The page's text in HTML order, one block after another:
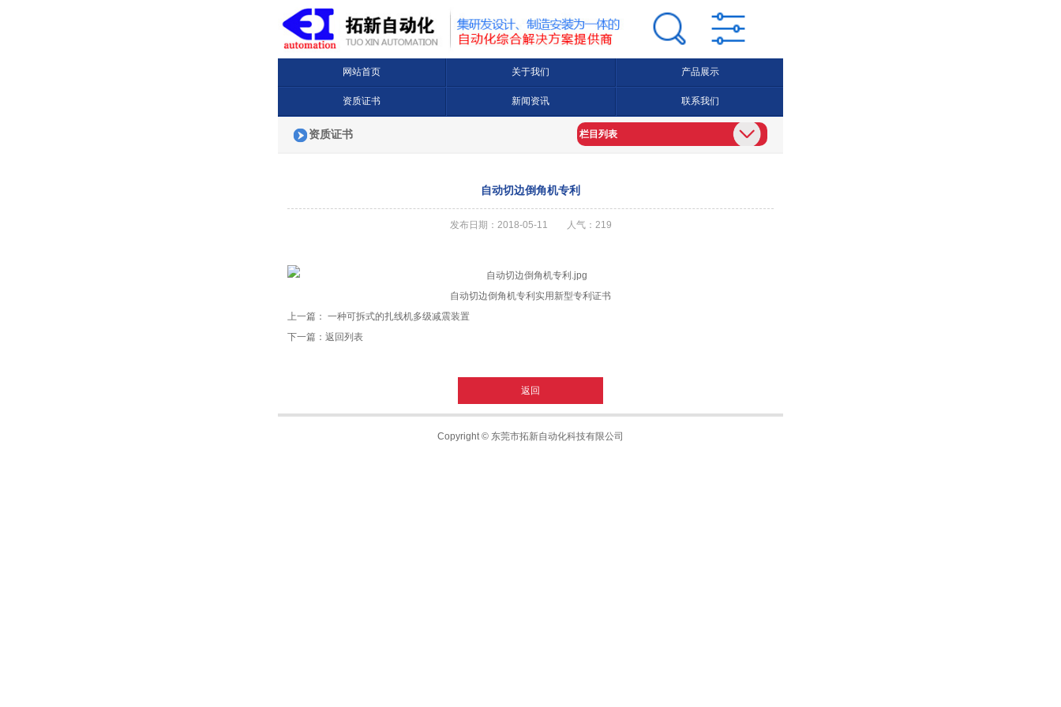
网站首页 关于我们 产品展示
资质证书 新闻资讯 联系我们
资质证书 栏目列表
自动切边倒角机专利
发布日期：2018-05-11 人气： 219
自动切边倒角机专利实用新型专利证书
上一篇： 一种可拆式的扎线机多级减震装置
下一篇： 返回列表
返回
Copyright © 东莞市拓新自动化科技有限公司